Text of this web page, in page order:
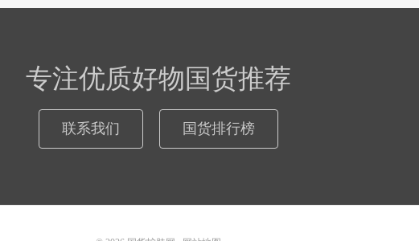
专注优质好物国货推荐
联系我们 国货排行榜